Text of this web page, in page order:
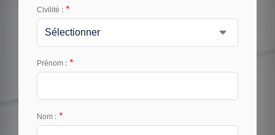
*
Civilité :
*
Prénom :
*
Nom :